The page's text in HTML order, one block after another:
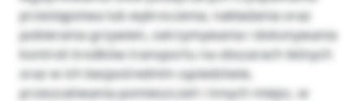
przestępstwa lub wykroczenia, nakładania oraz
pobierania grzywien, zatrzymywania i dokonywania
kontroli środków transportu na obszarach leśnych
oraz w ich bezpośrednim sąsiedztwie,
przeszukiwania pomieszczeń i innych miejsc, w